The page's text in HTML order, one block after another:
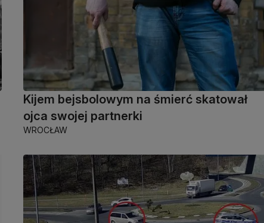
Kijem bejsbolowym na śmierć skatował
ojca swojej partnerki
WROCŁAW